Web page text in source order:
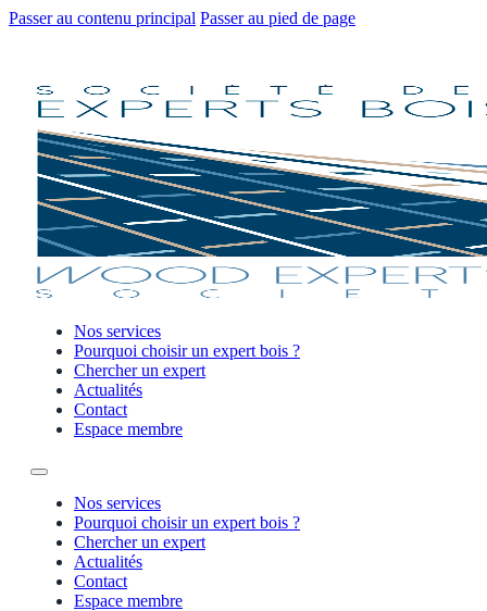
Passer au contenu principal Passer au pied de page
Nos services
Pourquoi choisir un expert bois ?
Chercher un expert
Actualités
Contact
Espace membre
Nos services
Pourquoi choisir un expert bois ?
Chercher un expert
Actualités
Contact
Espace membre